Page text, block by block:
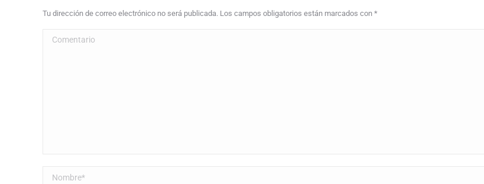
Tu dirección de correo electrónico no será publicada. Los campos obligatorios están marcados con *
Comentario
Nombre *